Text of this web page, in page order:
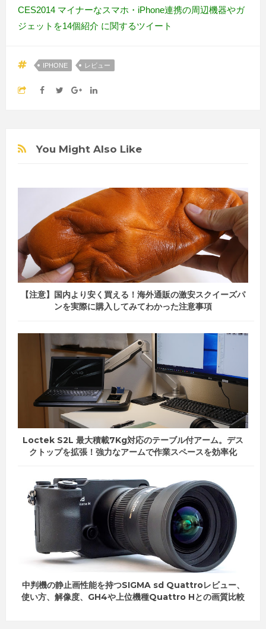
CES2014 マイナーなスマホ・iPhone連携の周辺機器やガ
ジェットを14個紹介 に関するツイート
IPHONE レビュー
You Might Also Like
【注意】国内より安く買える！海外通販の激安スクイーズパ
ンを実際に購入してみてわかった注意事項
Loctek S2L 最大積載7Kg対応のテーブル付アーム。デス
クトップを拡張！強力なアームで作業スペースを効率化
中判機の静止画性能を持つSIGMA sd Quattroレビュー、
使い方、解像度、GH4や上位機種Quattro Hとの画質比較